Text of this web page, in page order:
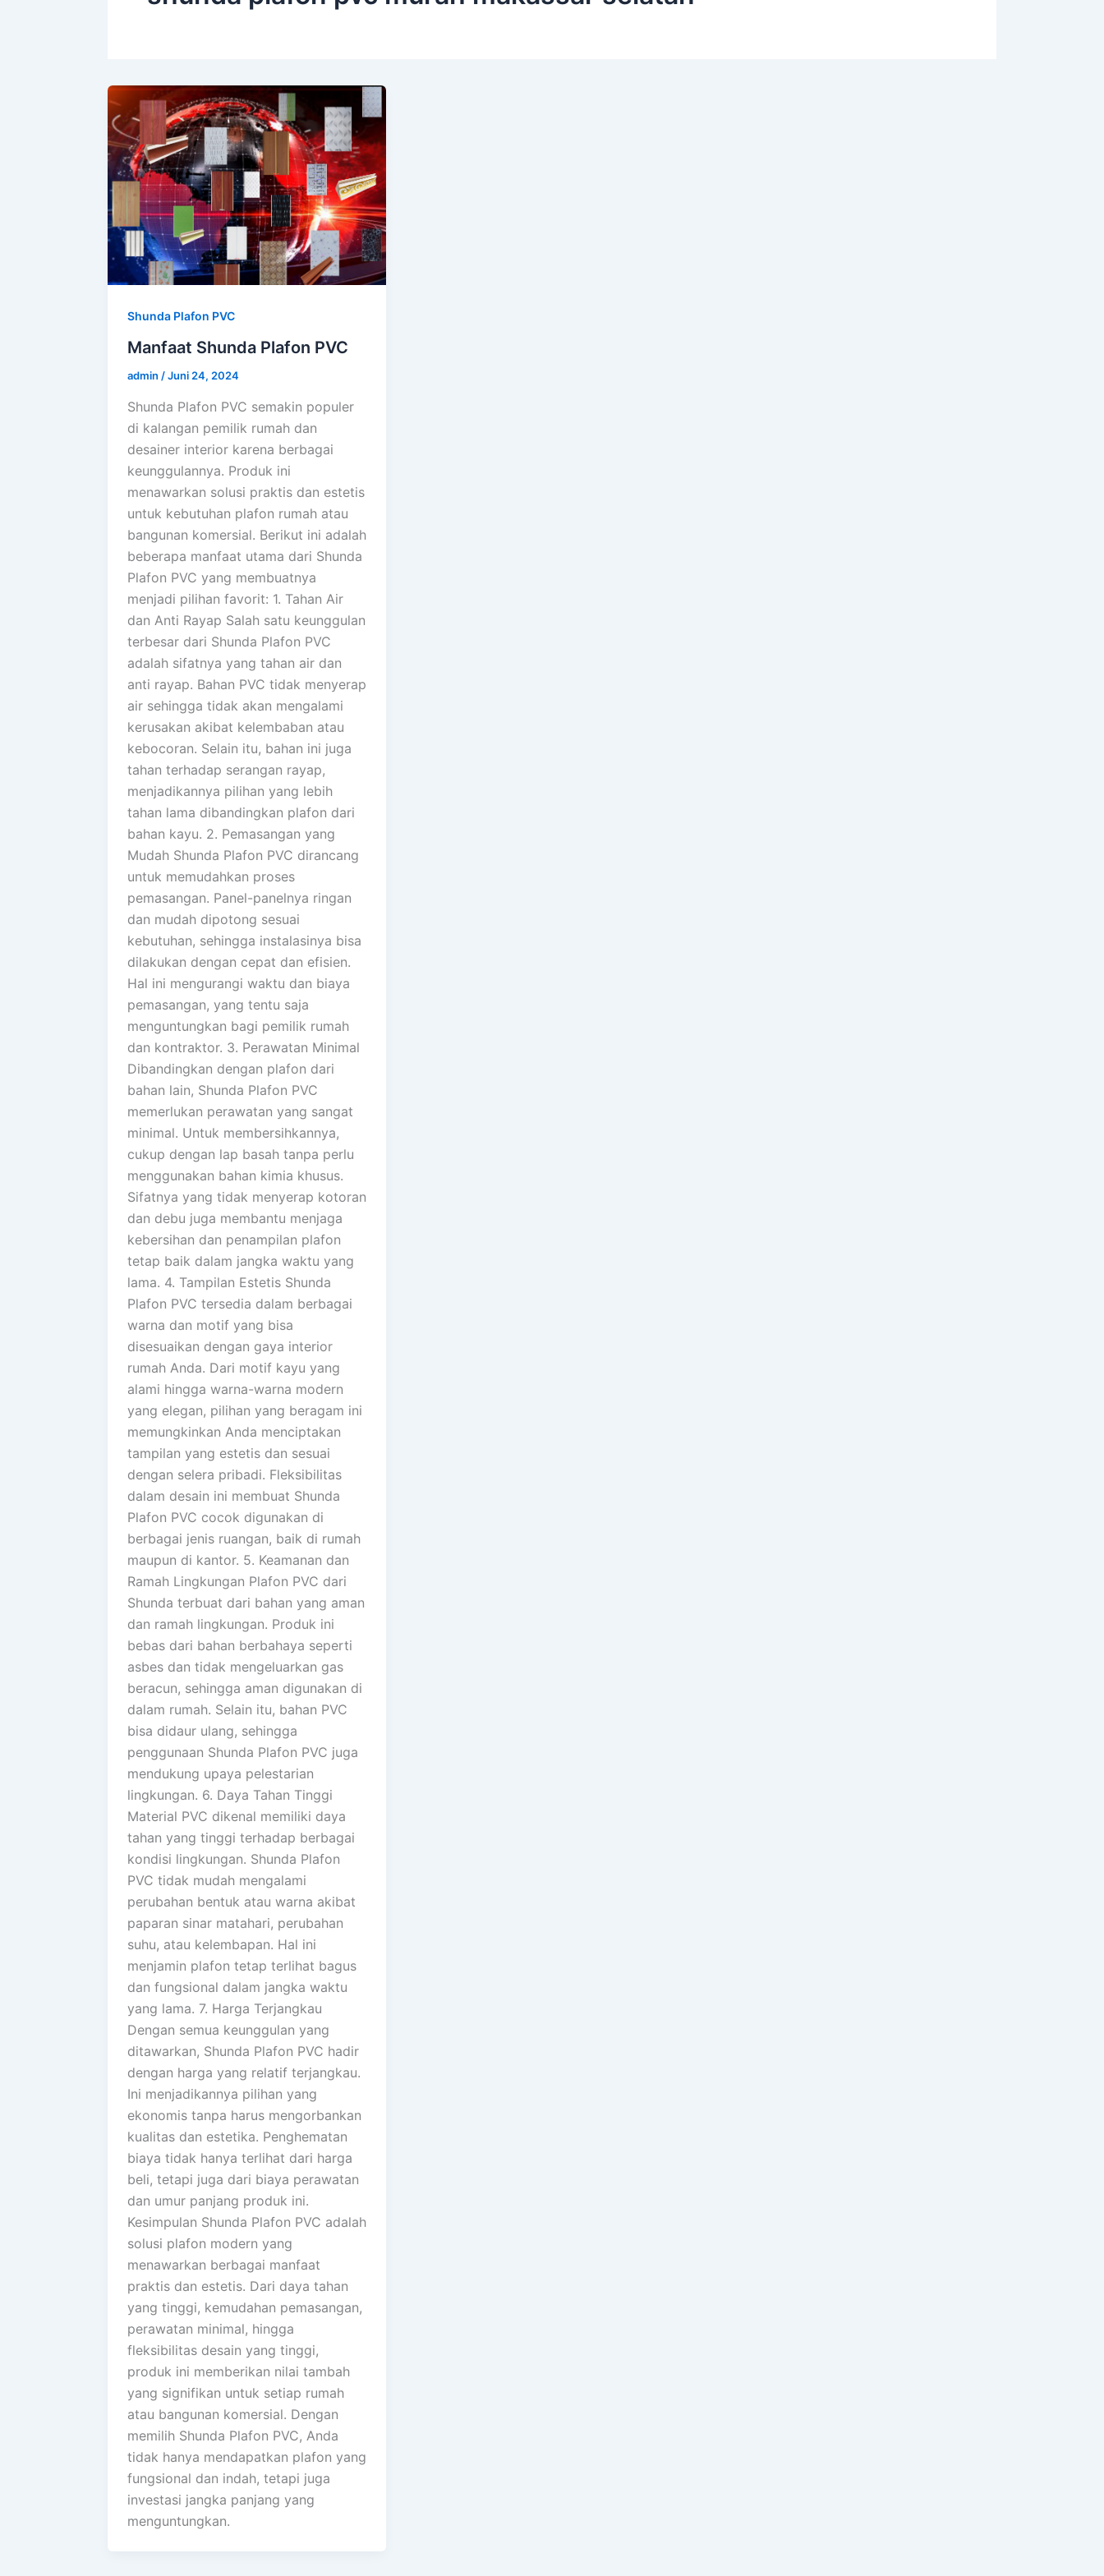
Shunda Plafon PVC
Manfaat Shunda Plafon PVC
admin /Juni 24, 2024
Shunda Plafon PVC semakin populer
di kalangan pemilik rumah dan
desainer interior karena berbagai
keunggulannya. Produk ini
menawarkan solusi praktis dan estetis
untuk kebutuhan plafon rumah atau
bangunan komersial. Berikut ini adalah
beberapa manfaat utama dari Shunda
Plafon PVC yang membuatnya
menjadi pilihan favorit: 1. Tahan Air
dan Anti Rayap Salah satu keunggulan
terbesar dari Shunda Plafon PVC
adalah sifatnya yang tahan air dan
anti rayap. Bahan PVC tidak menyerap
air sehingga tidak akan mengalami
kerusakan akibat kelembaban atau
kebocoran. Selain itu, bahan ini juga
tahan terhadap serangan rayap,
menjadikannya pilihan yang lebih
tahan lama dibandingkan plafon dari
bahan kayu. 2. Pemasangan yang
Mudah Shunda Plafon PVC dirancang
untuk memudahkan proses
pemasangan. Panel-panelnya ringan
dan mudah dipotong sesuai
kebutuhan, sehingga instalasinya bisa
dilakukan dengan cepat dan efisien.
Hal ini mengurangi waktu dan biaya
pemasangan, yang tentu saja
menguntungkan bagi pemilik rumah
dan kontraktor. 3. Perawatan Minimal
Dibandingkan dengan plafon dari
bahan lain, Shunda Plafon PVC
memerlukan perawatan yang sangat
minimal. Untuk membersihkannya,
cukup dengan lap basah tanpa perlu
menggunakan bahan kimia khusus.
Sifatnya yang tidak menyerap kotoran
dan debu juga membantu menjaga
kebersihan dan penampilan plafon
tetap baik dalam jangka waktu yang
lama. 4. Tampilan Estetis Shunda
Plafon PVC tersedia dalam berbagai
warna dan motif yang bisa
disesuaikan dengan gaya interior
rumah Anda. Dari motif kayu yang
alami hingga warna-warna modern
yang elegan, pilihan yang beragam ini
memungkinkan Anda menciptakan
tampilan yang estetis dan sesuai
dengan selera pribadi. Fleksibilitas
dalam desain ini membuat Shunda
Plafon PVC cocok digunakan di
berbagai jenis ruangan, baik di rumah
maupun di kantor. 5. Keamanan dan
Ramah Lingkungan Plafon PVC dari
Shunda terbuat dari bahan yang aman
dan ramah lingkungan. Produk ini
bebas dari bahan berbahaya seperti
asbes dan tidak mengeluarkan gas
beracun, sehingga aman digunakan di
dalam rumah. Selain itu, bahan PVC
bisa didaur ulang, sehingga
penggunaan Shunda Plafon PVC juga
mendukung upaya pelestarian
lingkungan. 6. Daya Tahan Tinggi
Material PVC dikenal memiliki daya
tahan yang tinggi terhadap berbagai
kondisi lingkungan. Shunda Plafon
PVC tidak mudah mengalami
perubahan bentuk atau warna akibat
paparan sinar matahari, perubahan
suhu, atau kelembapan. Hal ini
menjamin plafon tetap terlihat bagus
dan fungsional dalam jangka waktu
yang lama. 7. Harga Terjangkau
Dengan semua keunggulan yang
ditawarkan, Shunda Plafon PVC hadir
dengan harga yang relatif terjangkau.
Ini menjadikannya pilihan yang
ekonomis tanpa harus mengorbankan
kualitas dan estetika. Penghematan
biaya tidak hanya terlihat dari harga
beli, tetapi juga dari biaya perawatan
dan umur panjang produk ini.
Kesimpulan Shunda Plafon PVC adalah
solusi plafon modern yang
menawarkan berbagai manfaat
praktis dan estetis. Dari daya tahan
yang tinggi, kemudahan pemasangan,
perawatan minimal, hingga
fleksibilitas desain yang tinggi,
produk ini memberikan nilai tambah
yang signifikan untuk setiap rumah
atau bangunan komersial. Dengan
memilih Shunda Plafon PVC, Anda
tidak hanya mendapatkan plafon yang
fungsional dan indah, tetapi juga
investasi jangka panjang yang
menguntungkan.